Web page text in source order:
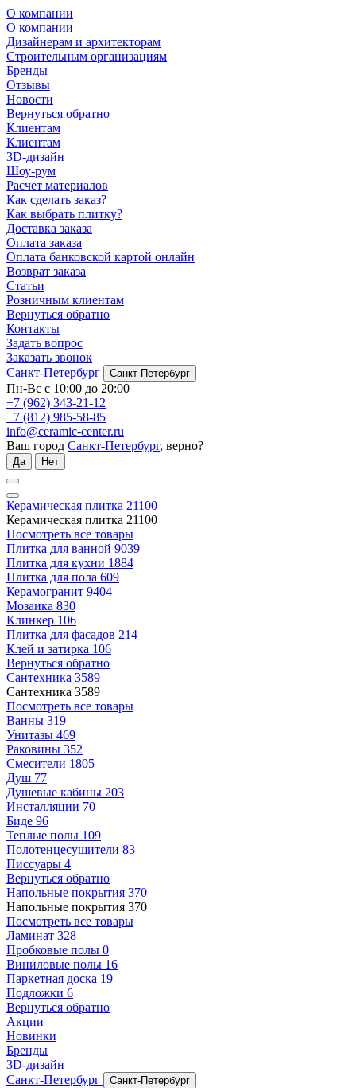
О компании
О компании
Дизайнерам и архитекторам
Строительным организациям
Бренды
Отзывы
Новости
Вернуться обратно
Клиентам
Клиентам
3D-дизайн
Шоу-рум
Расчет материалов
Как сделать заказ?
Как выбрать плитку?
Доставка заказа
Оплата заказа
Оплата банковской картой онлайн
Возврат заказа
Статьи
Розничным клиентам
Вернуться обратно
Контакты
Задать вопрос
Заказать звонок
Санкт-Петербург
Санкт-Петербург
Пн-Вс с 10:00 до 20:00
+7 (962) 343-21-12
+7 (812) 985-58-85
info@ceramic-center.ru
Ваш город Санкт-Петербург, верно?
Да Нет
Керамическая плитка 21100
Керамическая плитка 21100
Посмотреть все товары
Плитка для ванной 9039
Плитка для кухни 1884
Плитка для пола 609
Керамогранит 9404
Мозаика 830
Клинкер 106
Плитка для фасадов 214
Клей и затирка 106
Вернуться обратно
Сантехника 3589
Сантехника 3589
Посмотреть все товары
Ванны 319
Унитазы 469
Раковины 352
Смесители 1805
Душ 77
Душевые кабины 203
Инсталляции 70
Биде 96
Теплые полы 109
Полотенцесушители 83
Писсуары 4
Вернуться обратно
Напольные покрытия 370
Напольные покрытия 370
Посмотреть все товары
Ламинат 328
Пробковые полы 0
Виниловые полы 16
Паркетная доска 19
Подложки 6
Вернуться обратно
Акции
Новинки
Бренды
3D-дизайн
Санкт-Петербург
Санкт-Петербург